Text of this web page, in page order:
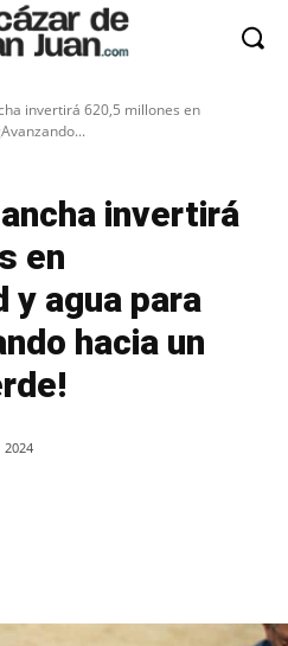
invertirá 620,5 millones en
invertirá
en
agua para
hacia un